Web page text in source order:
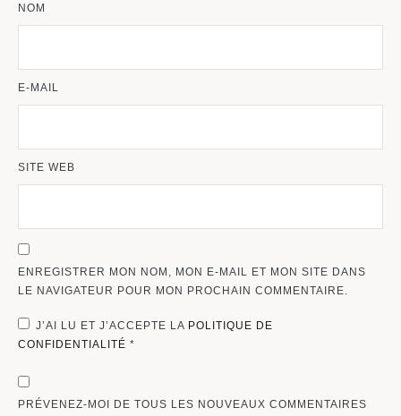
NOM
E-MAIL
SITE WEB
ENREGISTRER MON NOM, MON E-MAIL ET MON SITE DANS
LE NAVIGATEUR POUR MON PROCHAIN COMMENTAIRE.
J’AI LU ET J’ACCEPTE LA POLITIQUE DE
CONFIDENTIALITÉ *
PRÉVENEZ-MOI DE TOUS LES NOUVEAUX COMMENTAIRES